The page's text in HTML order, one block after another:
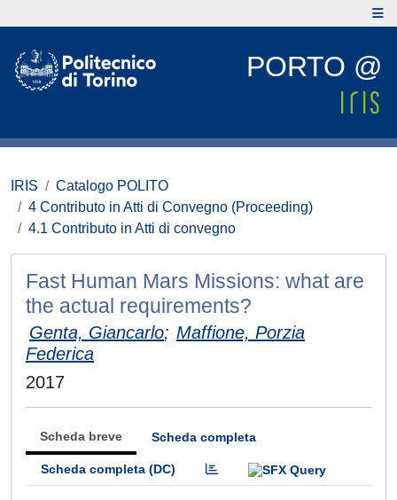
PORTO @
IRIS
Catalogo POLITO
4 Contributo in Atti di Convegno (Proceeding)
4.1 Contributo in Atti di convegno
Fast Human Mars Missions: what are
the actual requirements?
Genta, Giancarlo; Maffione, Porzia
Federica
2017
Scheda breve Scheda completa
Scheda completa (DC)